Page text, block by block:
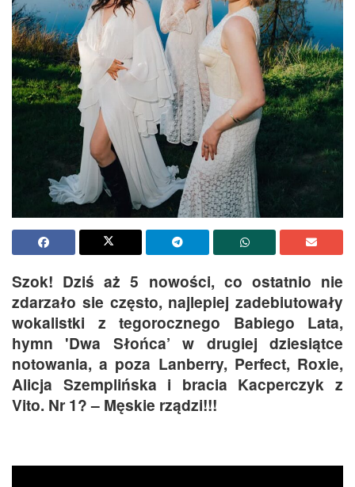
Szok! Dziś aż 5 nowości, co ostatnio nie
zdarzało sie często, najlepiej zadebiutowały
wokalistki z tegorocznego Babiego Lata,
hymn 'Dwa Słońca’ w drugiej dziesiątce
notowania, a poza Lanberry, Perfect, Roxie,
Alicja Szemplińska i bracia Kacperczyk z
Vito. Nr 1? – Męskie rządzi!!!